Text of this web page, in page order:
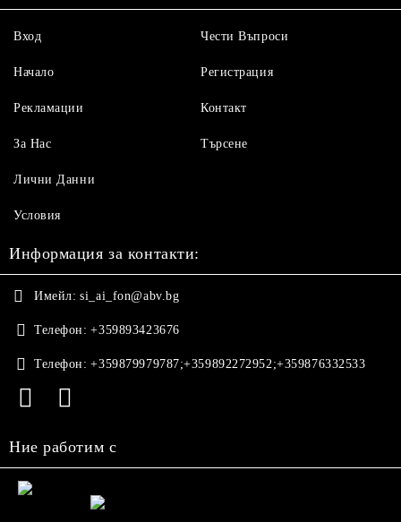
Вход
Начало
Рекламации
За Нас
Чести Въпроси
Регистрация
Контакт
Търсене
Лични Данни
Условия
Информация за контакти:
Имейл: si_ai_fon@abv.bg
Телефон: +359893423676
Телефон: +359879979787;+359892272952;+359876332533
Ние работим с